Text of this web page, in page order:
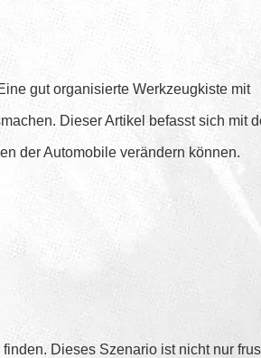
gut organisierte Werkzeugkiste mit
Dieser Artikel befasst sich mit
der Automobile verändern können.
Dieses Szenario ist nicht nur